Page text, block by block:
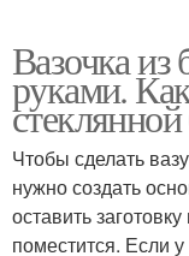
Вазочка
руками.
Чтобы сделать
нужно создать
оставить
поместится. Если